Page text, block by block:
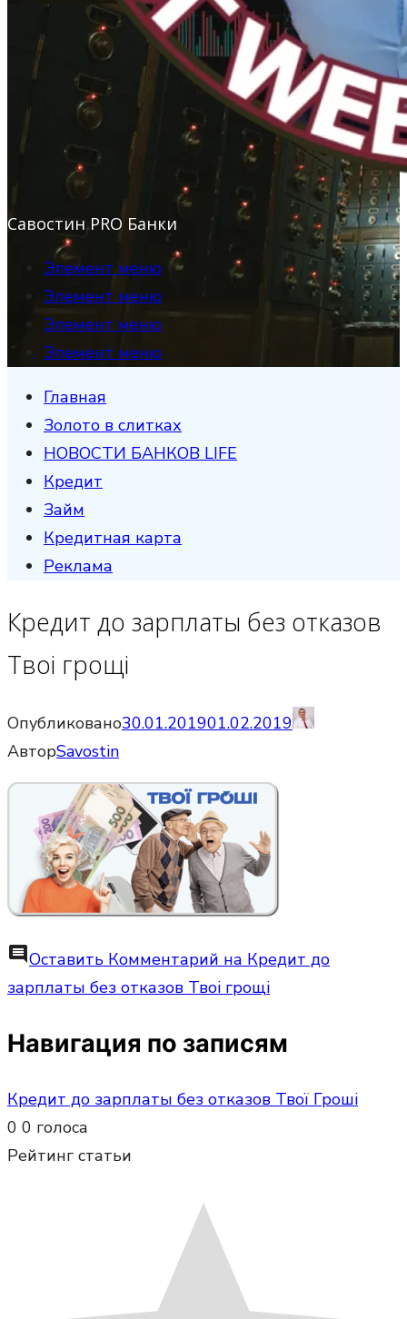
Савостин PRO Банки
Элемент меню
Элемент меню
Элемент меню
Элемент меню
Главная
Золото в слитках
НОВОСТИ БАНКОВ LIFE
Кредит
Займ
Кредитная карта
Реклама
Кредит до зарплаты без отказов
Твоі грощі
Опубликовано30.01.201901.02.2019
АвторSavostin
commentОставить Комментарий на Кредит до
зарплаты без отказов Твоі грощі
Навигация по записям
Кредит до зарплаты без отказов Твої Гроші
0 0 голоса
Рейтинг статьи